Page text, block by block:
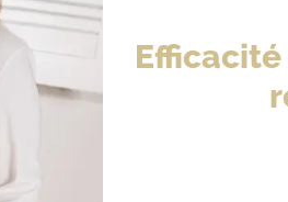
Efficacité